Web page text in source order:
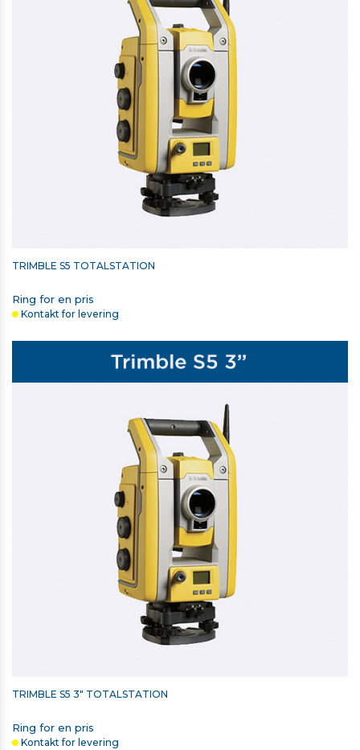
TRIMBLE S5 TOTALSTATION
Ring for en pris
Kontakt for levering
TRIMBLE S5 3" TOTALSTATION
Ring for en pris
Kontakt for levering